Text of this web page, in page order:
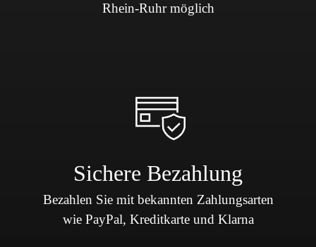
Rhein-Ruhr möglich
Sichere Bezahlung
Bezahlen Sie mit bekannten Zahlungsarten
wie PayPal, Kreditkarte und Klarna